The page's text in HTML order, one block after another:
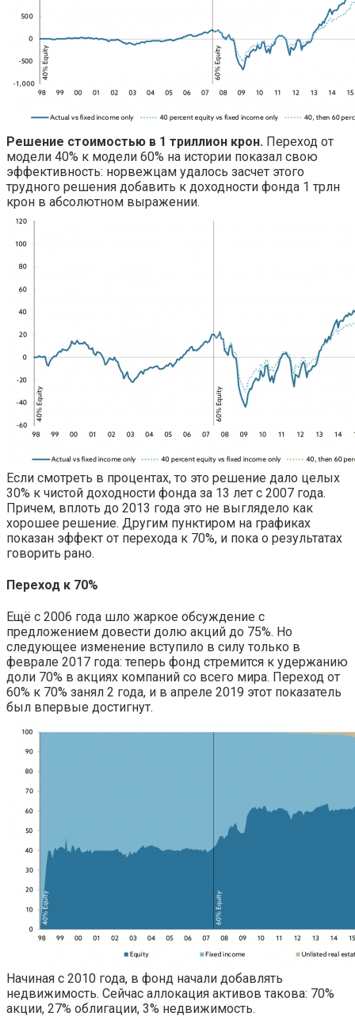
Решение стоимостью в 1 триллион крон. Переход от
модели 40% к модели 60% на истории показал свою
эффективность: норвежцам удалось засчет этого
трудного решения добавить к доходности фонда 1 трлн
крон в абсолютном выражении.
Если смотреть в процентах, то это решение дало целых
30% к чистой доходности фонда за 13 лет с 2007 года.
Причем, вплоть до 2013 года это не выглядело как
хорошее решение. Другим пунктиром на графиках
показан эффект от перехода к 70%, и пока о результатах
говорить рано.
Переход к 70%
Ещё с 2006 года шло жаркое обсуждение с
предложением довести долю акций до 75%. Но
следующее изменение вступило в силу только в
феврале 2017 года: теперь фонд стремится к удержанию
доли 70% в акциях компаний со всего мира. Переход от
60% к 70% занял 2 года, и в апреле 2019 этот показатель
был впервые достигнут.
Начиная с 2010 года, в фонд начали добавлять
недвижимость. Сейчас аллокация активов такова: 70%
акции, 27% облигации, 3% недвижимость.